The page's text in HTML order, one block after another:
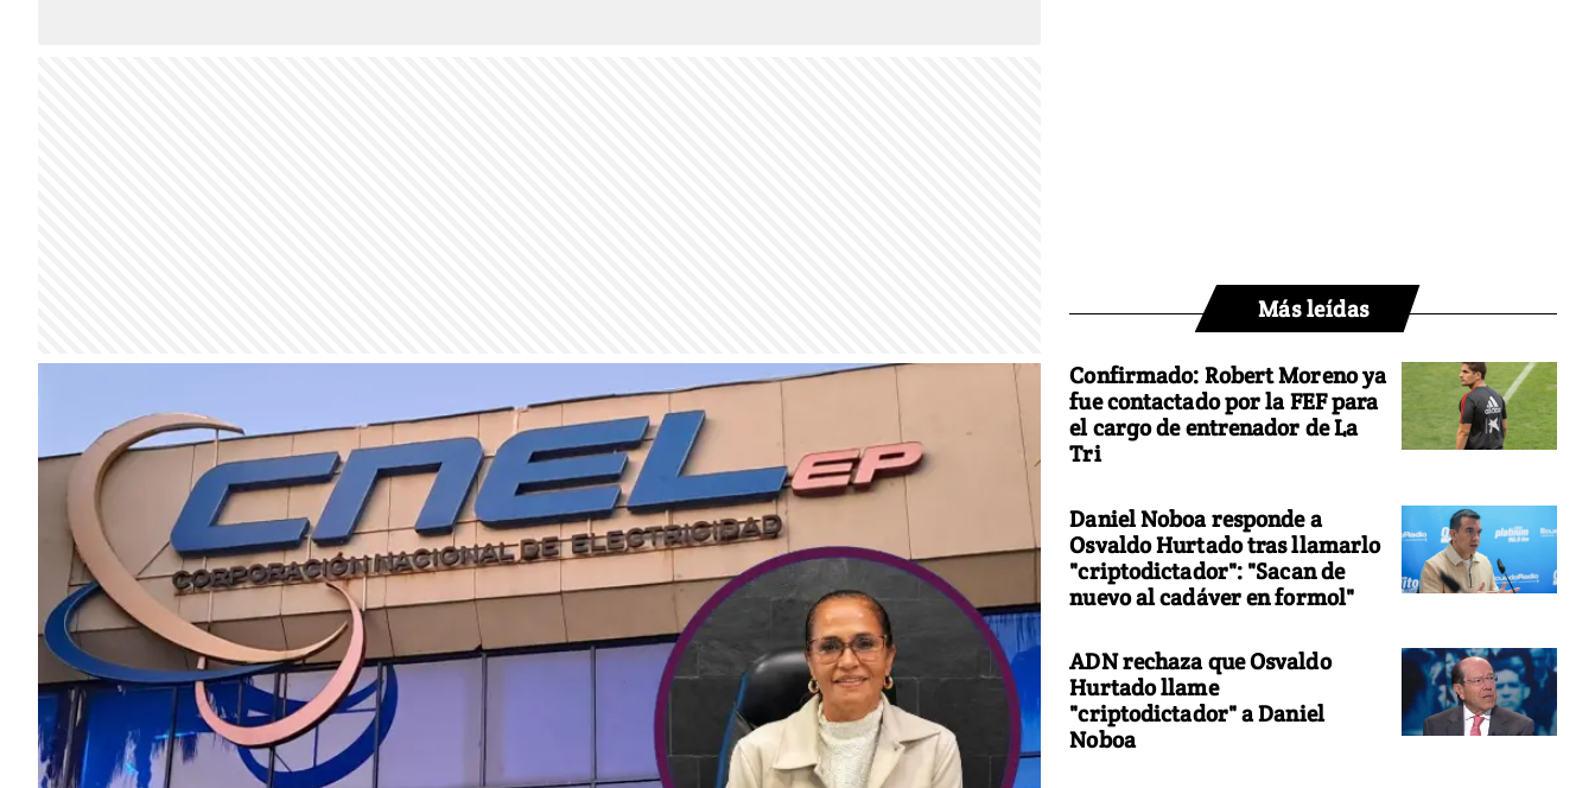
Más leídas
Confirmado: Robert Moreno ya
fue contactado por la FEF para
el cargo de entrenador de La
Tri
Daniel Noboa responde a
Osvaldo Hurtado tras llamarlo
"criptodictador": "Sacan de
nuevo al cadáver en formol"
ADN rechaza que Osvaldo
Hurtado llame
"criptodictador" a Daniel
Noboa